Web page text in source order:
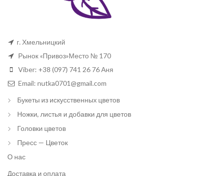
г. Хмельницкий
Рынок «Привоз»Место № 170
Viber: +38 (097) 741 26 76 Аня
Email: nutka0701@gmail.com
Букеты из искусственных цветов
Ножки, листья и добавки для цветов
Головки цветов
Пресс — Цветок
О нас
Доставка и оплата